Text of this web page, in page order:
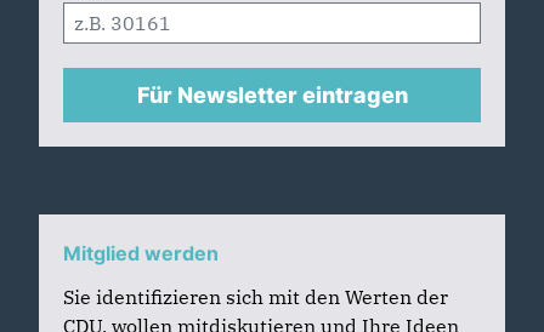
Für Newsletter eintragen
Mitglied werden
Sie identifizieren sich mit den Werten der
CDU, wollen mitdiskutieren und Ihre Ideen